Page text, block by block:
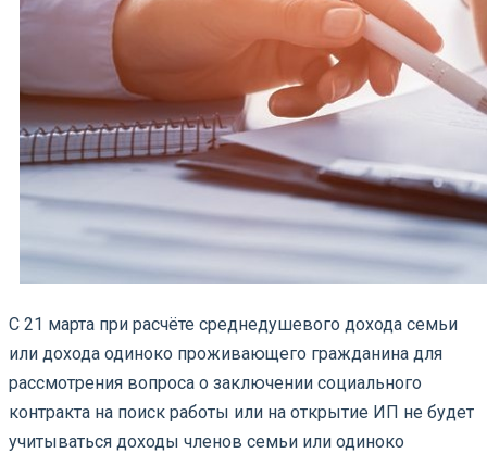
С 21 марта при расчёте среднедушевого дохода семьи
или дохода одиноко проживающего гражданина для
рассмотрения вопроса о заключении социального
контракта на поиск работы или на открытие ИП не будет
учитываться доходы членов семьи или одиноко